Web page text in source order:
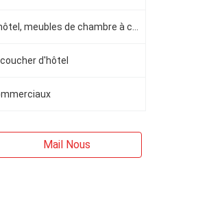
d'hôtel
Mail Nous